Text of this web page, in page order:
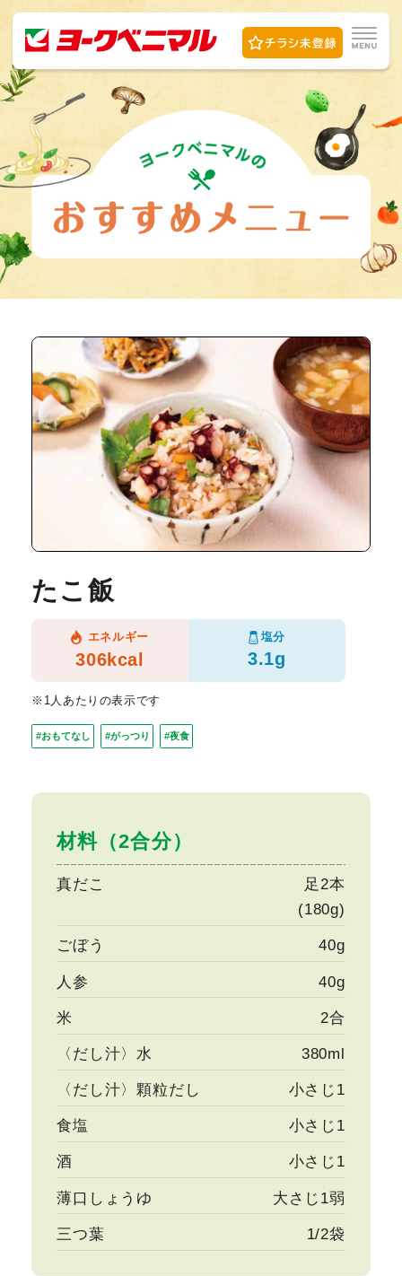
材料（2合分）
真だこ
足2本
(180g)
ごぼう 40g
人参 40g
米 2合
〈だし汁〉水 380ml
〈だし汁〉顆粒だし 小さじ1
食塩 小さじ1
酒 小さじ1
薄口しょうゆ 大さじ1弱
三つ葉 1/2袋
たこ飯
エネルギー
306kcal
塩分
3.1g
※1人あたりの表示です
#おもてなし #がっつり #夜食